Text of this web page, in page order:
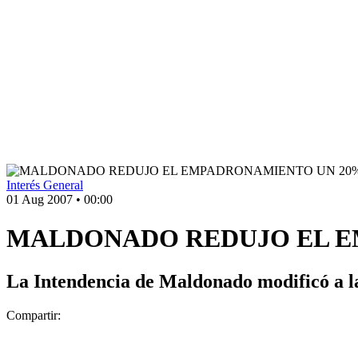
Interés General
01 Aug 2007 • 00:00
MALDONADO REDUJO EL
La Intendencia de Maldonado modificó a
Compartir: